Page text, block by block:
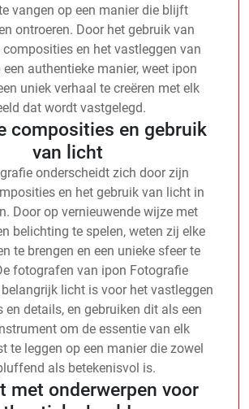
vangen op een manier die blijft
ontroeren. Door het gebruik van
en het vastleggen van
authentieke manier, weet ipon
uniek verhaal te creëren met elk
dat wordt vastgelegd.
composities en gebruik
van licht
onderscheidt zich door zijn
en het gebruik van licht in
Door op vernieuwende wijze met
belichting te spelen, weten zij elke
te brengen en een unieke sfeer te
fotografen van ipon Fotografie
licht is voor het vastleggen
en details, en gebruiken dit als een
om de essentie van elk
te leggen op een manier die zowel
als betekenisvol is.
met onderwerpen voor